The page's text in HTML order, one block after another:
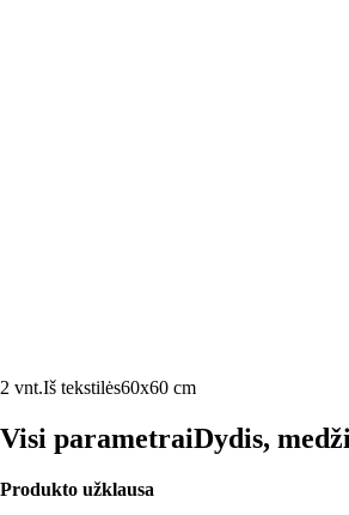
2 vnt.Iš tekstilės60x60 cm
Visi parametraiDydis,
Produkto užklausa